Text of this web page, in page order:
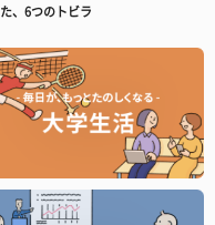
、6つのトビラ